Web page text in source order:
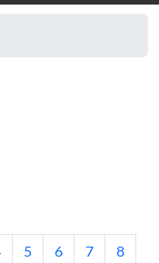
Página
5 Página
6 Página
7 Página
8